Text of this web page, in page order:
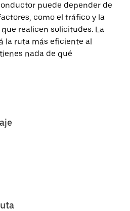
puede depender de
como el tráfico y la
realicen solicitudes. La
la ruta más eficiente al
nada de qué